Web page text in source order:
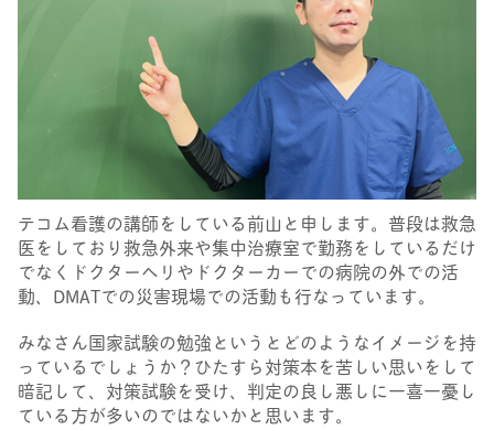
テコム看護の講師をしている前山と申します。普段は救急
医をしており救急外来や集中治療室で勤務をしているだけ
でなくドクターヘリやドクターカーでの病院の外での活
動、DMATでの災害現場での活動も行なっています。
みなさん国家試験の勉強というとどのようなイメージを持
っているでしょうか？ひたすら対策本を苦しい思いをして
暗記して、対策試験を受け、判定の良し悪しに一喜一憂し
ている方が多いのではないかと思います。